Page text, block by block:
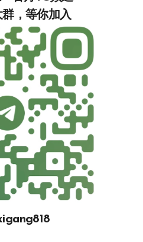
群，等你加入‍‍‍‍‍‍‍‍‍‍‍‍‍